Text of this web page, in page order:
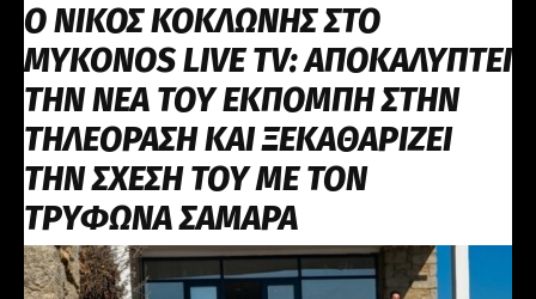
Ο ΝΙΚΟΣ ΚΟΚΛΩΝΗΣ ΣΤΟ
MYKONOS LIVE TV: ΑΠΟΚΑΛΥΠΤΕΙ
ΤΗΝ ΝΕΑ ΤΟΥ ΕΚΠΟΜΠΗ ΣΤΗΝ
ΤΗΛΕΟΡΑΣΗ ΚΑΙ ΞΕΚΑΘΑΡΙΖΕΙ
ΤΗΝ ΣΧΕΣΗ ΤΟΥ ΜΕ ΤΟΝ
ΤΡΥΦΩΝΑ ΣΑΜΑΡΑ